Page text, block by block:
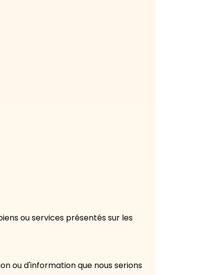
ou services présentés sur les
ou d'information que nous serions